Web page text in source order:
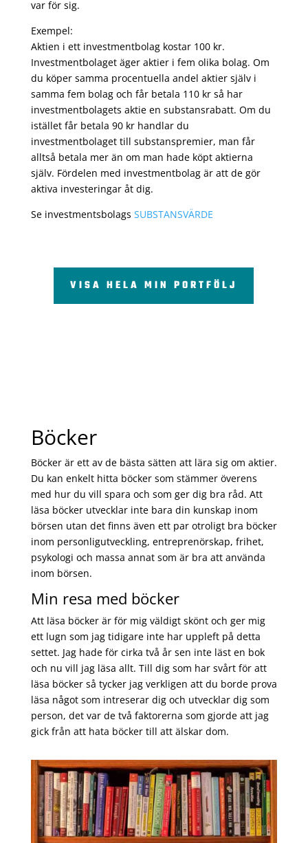
var för sig.
Exempel:
Aktien i ett investmentbolag kostar 100 kr.
Investmentbolaget äger aktier i fem olika bolag. Om
du köper samma procentuella andel aktier själv i
samma fem bolag och får betala 110 kr så har
investmentbolagets aktie en substansrabatt. Om du
istället får betala 90 kr handlar du
investmentbolaget till substanspremier, man får
alltså betala mer än om man hade köpt aktierna
själv. Fördelen med investmentbolag är att de gör
aktiva investeringar åt dig.
Se investmentsbolags SUBSTANSVÄRDE
VISA HELA MIN PORTFÖLJ
Böcker
Böcker är ett av de bästa sätten att lära sig om aktier.
Du kan enkelt hitta böcker som stämmer överens
med hur du vill spara och som ger dig bra råd. Att
läsa böcker utvecklar inte bara din kunskap inom
börsen utan det finns även ett par otroligt bra böcker
inom personligutveckling, entreprenörskap, frihet,
psykologi och massa annat som är bra att använda
inom börsen.
Min resa med böcker
Att läsa böcker är för mig väldigt skönt och ger mig
ett lugn som jag tidigare inte har uppleft på detta
settet. Jag hade för cirka två år sen inte läst en bok
och nu vill jag läsa allt. Till dig som har svårt för att
läsa böcker så tycker jag verkligen att du borde prova
läsa något som intreserar dig och utvecklar dig som
person, det var de två faktorerna som gjorde att jag
gick från att hata böcker till att älskar dom.